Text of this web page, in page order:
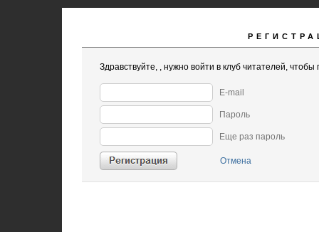
Здравствуйте, , нужно войти в клуб читателей, чтобы
E-mail
Пароль
Еще раз пароль
Отмена